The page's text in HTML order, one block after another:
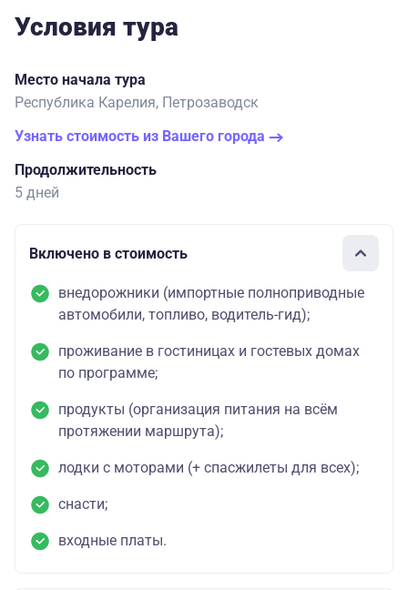
Условия тура
Место начала тура
Республика Карелия, Петрозаводск
Узнать стоимость из Вашего города
Продолжительность
5 дней
Включено в стоимость
внедорожники (импортные полноприводные
автомобили, топливо, водитель-гид);
проживание в гостиницах и гостевых домах
по программе;
продукты (организация питания на всём
протяжении маршрута);
лодки с моторами (+ спасжилеты для всех);
снасти;
входные платы.